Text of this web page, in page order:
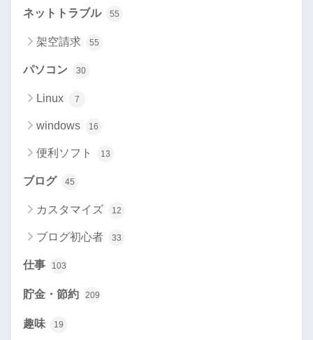
ネットトラブル 55
架空請求 55
パソコン 30
Linux 7
windows 16
便利ソフト 13
ブログ 45
カスタマイズ 12
ブログ初心者 33
仕事 103
貯金・節約 209
趣味 19